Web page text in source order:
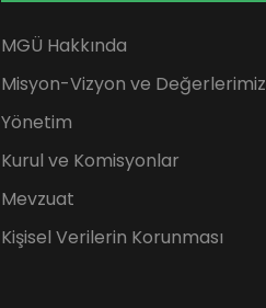
MGÜ Hakkında
Misyon-Vizyon ve Değerlerimiz
Yönetim
Kurul ve Komisyonlar
Mevzuat
Kişisel Verilerin Korunması